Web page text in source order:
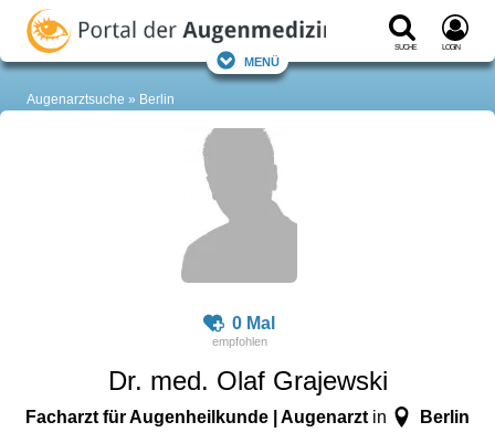
Suche Login
Menü
Augenarztsuche Berlin
0 Mal
Dr. med. Olaf Grajewski
Facharzt für Augenheilkunde | Augenarzt in Berlin